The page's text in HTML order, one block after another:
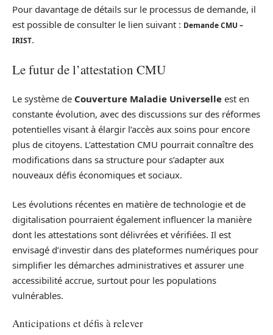
Pour davantage de détails sur le processus de demande, il
est possible de consulter le lien suivant : Demande CMU –
IRIST.
Le futur de l’attestation CMU
Le système de Couverture Maladie Universelle est en
constante évolution, avec des discussions sur des réformes
potentielles visant à élargir l’accès aux soins pour encore
plus de citoyens. L’attestation CMU pourrait connaître des
modifications dans sa structure pour s’adapter aux
nouveaux défis économiques et sociaux.
Les évolutions récentes en matière de technologie et de
digitalisation pourraient également influencer la manière
dont les attestations sont délivrées et vérifiées. Il est
envisagé d’investir dans des plateformes numériques pour
simplifier les démarches administratives et assurer une
accessibilité accrue, surtout pour les populations
vulnérables.
Anticipations et défis à relever